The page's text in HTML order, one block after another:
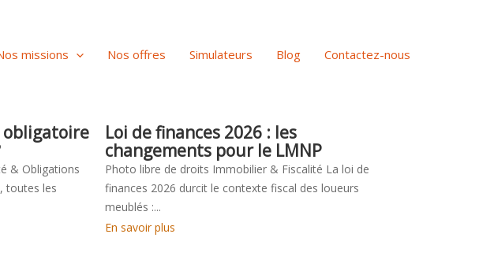
missions Nos offres Simulateurs Blog Contactez-nous
& Obligations
toutes les
Loi de finances 2026 : les
changements pour le LMNP
Photo libre de droits Immobilier & Fiscalité La loi de
finances 2026 durcit le contexte fiscal des loueurs
meublés :...
En savoir plus